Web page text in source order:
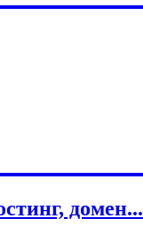
домен...